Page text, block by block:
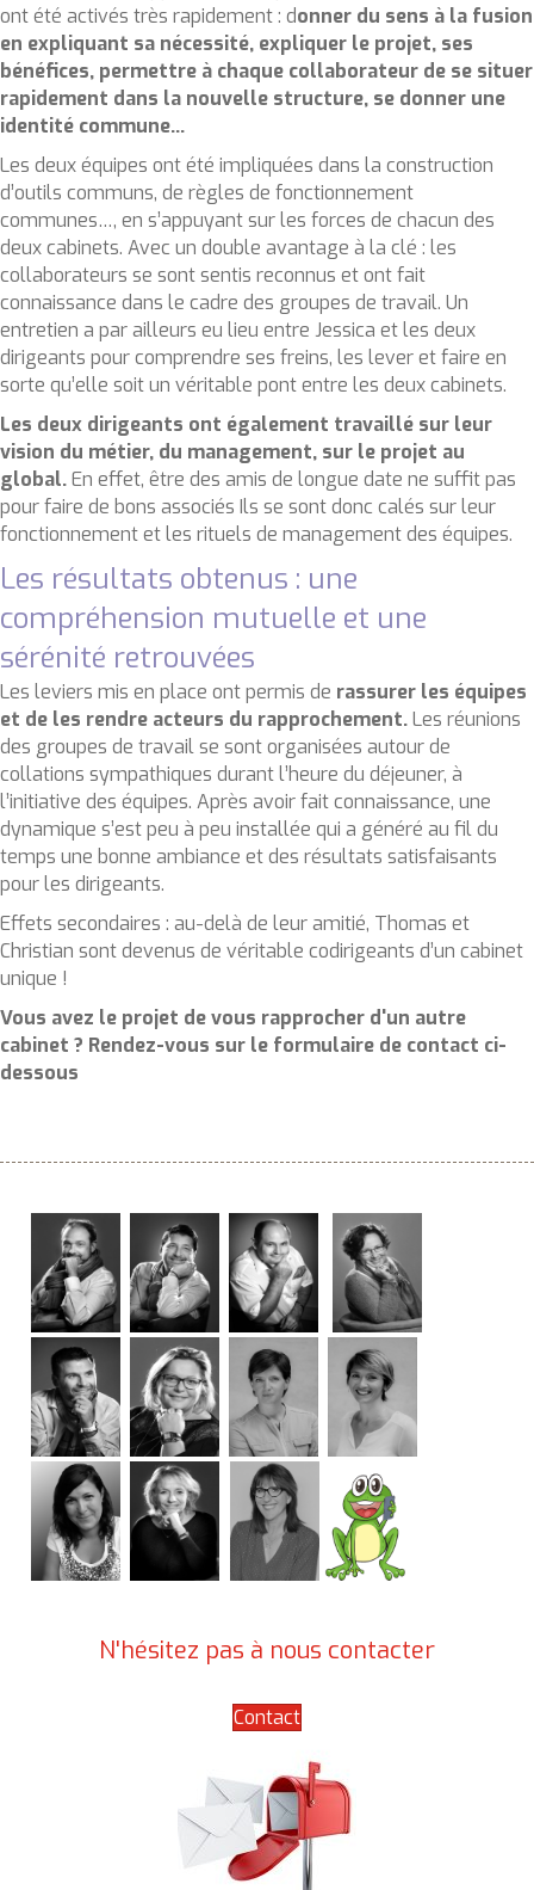
ont été activés très rapidement : donner du sens à la fusion
en expliquant sa nécessité, expliquer le projet, ses
bénéfices, permettre à chaque collaborateur de se situer
rapidement dans la nouvelle structure, se donner une
identité commune…
Les deux équipes ont été impliquées dans la construction
d’outils communs, de règles de fonctionnement
communes…, en s’appuyant sur les forces de chacun des
deux cabinets. Avec un double avantage à la clé : les
collaborateurs se sont sentis reconnus et ont fait
connaissance dans le cadre des groupes de travail. Un
entretien a par ailleurs eu lieu entre Jessica et les deux
dirigeants pour comprendre ses freins, les lever et faire en
sorte qu’elle soit un véritable pont entre les deux cabinets.
Les deux dirigeants ont également travaillé sur leur
vision du métier, du management, sur le projet au
global.En effet, être des amis de longue date ne suffit pas
pour faire de bons associés Ils se sont donc calés sur leur
fonctionnement et les rituels de management des équipes.
Les résultats obtenus : une
compréhension mutuelle et une
sérénité retrouvées
Les leviers mis en place ont permis de rassurer les équipes
et de les rendre acteurs du rapprochement.Les réunions
des groupes de travail se sont organisées autour de
collations sympathiques durant l’heure du déjeuner, à
l’initiative des équipes. Après avoir fait connaissance, une
dynamique s’est peu à peu installée qui a généré au fil du
temps une bonne ambiance et des résultats satisfaisants
pour les dirigeants.
Effets secondaires : au-delà de leur amitié, Thomas et
Christian sont devenus de véritable codirigeants d’un cabinet
unique !
Vous avez le projet de vous rapprocher d'un autre
cabinet ? Rendez-vous sur le formulaire de contact ci-
dessous
N'hésitez pas à nous contacter
Contact